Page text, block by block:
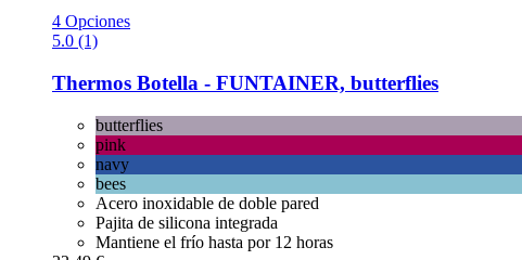
4 Opciones
5.0 (1)
Thermos Botella -​ FUNTAINER, butterflies
butterflies
pink
navy
bees
Acero inoxidable de doble pared
Pajita de silicona integrada
Mantiene el frío hasta por 12 horas